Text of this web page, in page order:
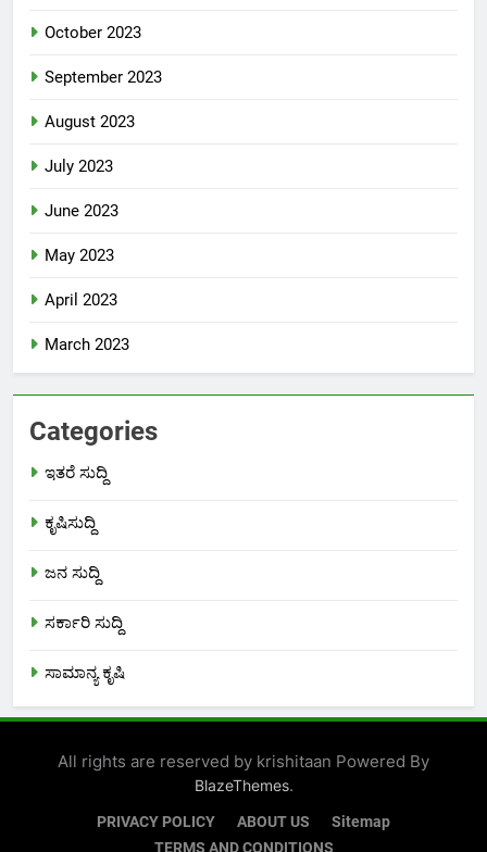
October 2023
September 2023
August 2023
July 2023
June 2023
May 2023
April 2023
March 2023
Categories
ಇತರೆ ಸುದ್ದಿ
ಕೃಷಿಸುದ್ದಿ
ಜನ ಸುದ್ದಿ
ಸರ್ಕಾರಿ ಸುದ್ದಿ
ಸಾಮಾನ್ಯ ಕೃಷಿ
All rights are reserved by krishitaan Powered By
BlazeThemes.
PRIVACY POLICY ABOUT US
Sitemap
TERMS AND CONDITIONS